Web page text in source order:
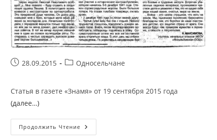
Запись28.09.2015
Рубрика
Односельчане
Статья в газете «Знамя» от 19 сентября 2015 года
(далее…)
Продолжить Чтение Политрук
Николай